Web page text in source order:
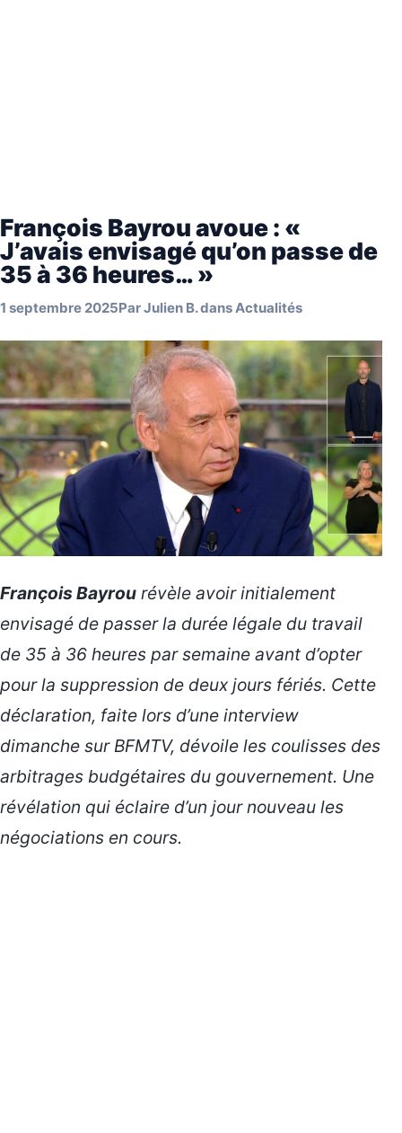
François Bayrou avoue : «
J’avais envisagé qu’on passe de
35 à 36 heures… »
1 septembre 2025ParJulien B.dansActualités
François Bayrou révèle avoir initialement
envisagé de passer la durée légale du travail
de 35 à 36 heures par semaine avant d’opter
pour la suppression de deux jours fériés. Cette
déclaration, faite lors d’une interview
dimanche sur BFMTV, dévoile les coulisses des
arbitrages budgétaires du gouvernement. Une
révélation qui éclaire d’un jour nouveau les
négociations en cours.